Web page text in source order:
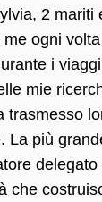
2 mariti
me ogni
i
mie
trasmesso
La più
che